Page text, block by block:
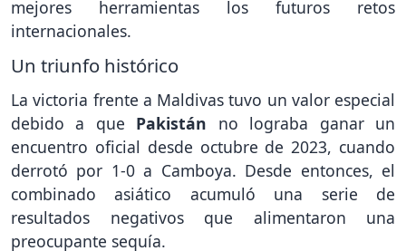
mejores herramientas los futuros retos
internacionales.
Un triunfo histórico
La victoria frente a Maldivas tuvo un valor especial
debido a que Pakistán no lograba ganar un
encuentro oficial desde octubre de 2023, cuando
derrotó por 1-0 a Camboya. Desde entonces, el
combinado asiático acumuló una serie de
resultados negativos que alimentaron una
preocupante sequía.